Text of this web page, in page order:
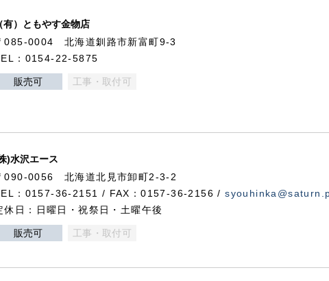
有）ともやす金物店
085-0004 北海道釧路市新富町9-3
：0154-22-5875
販売可 工事・取付可
)水沢エース
090-0056 北海道北見市卸町2-3-2
：0157-36-2151 / FAX：0157-36-2156 /
休日：日曜日・祝祭日・土曜午後
販売可 工事・取付可